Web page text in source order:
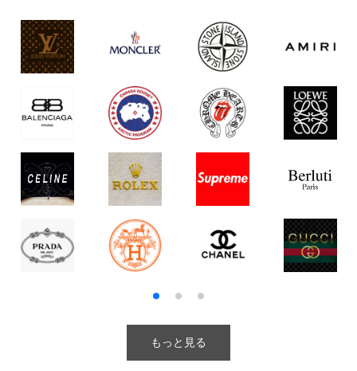
もっと見る